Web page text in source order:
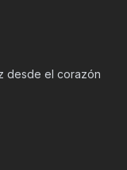
desde el corazón